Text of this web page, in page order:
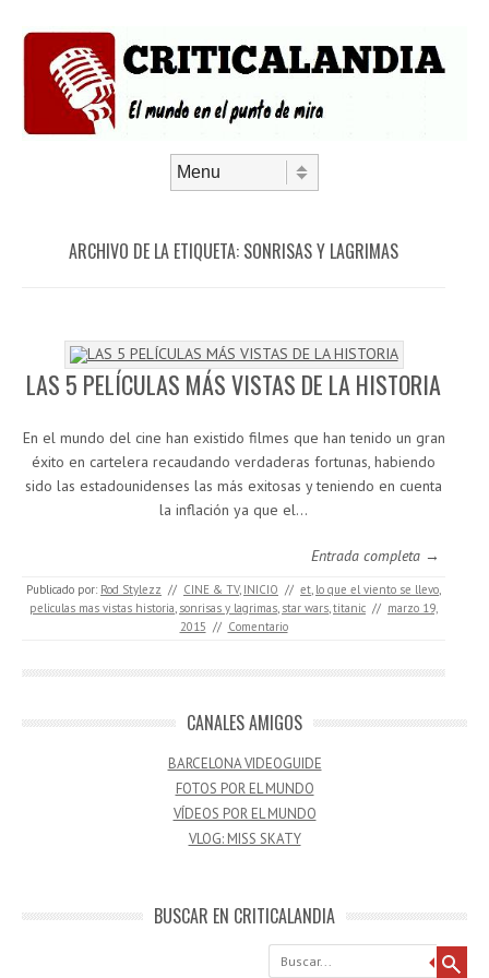
ARCHIVO DE LA ETIQUETA: SONRISAS Y LAGRIMAS
LAS 5 PELÍCULAS MÁS VISTAS DE LA HISTORIA
En el mundo del cine han existido filmes que han tenido un gran
éxito en cartelera recaudando verdaderas fortunas, habiendo
sido las estadounidenses las más exitosas y teniendo en cuenta
la inflación ya que el…
Entrada completa →
Publicado por: Rod Stylezz // CINE & TV, INICIO // et, lo que el viento se llevo,
peliculas mas vistas historia, sonrisas y lagrimas, star wars,titanic // marzo 19,
2015 // Comentario
CANALES AMIGOS
BARCELONA VIDEOGUIDE
FOTOS POR EL MUNDO
VÍDEOS POR EL MUNDO
VLOG: MISS SKATY
BUSCAR EN CRITICALANDIA
Buscar